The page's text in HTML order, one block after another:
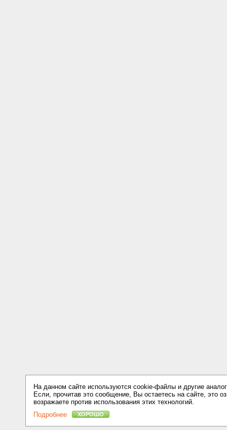
На данном сайте используются cookie-файлы и другие
Если, прочитав это сообщение, Вы остаетесь на сайте, это
возражаете против использования этих технологий.
Подробнее
ХОРОШО